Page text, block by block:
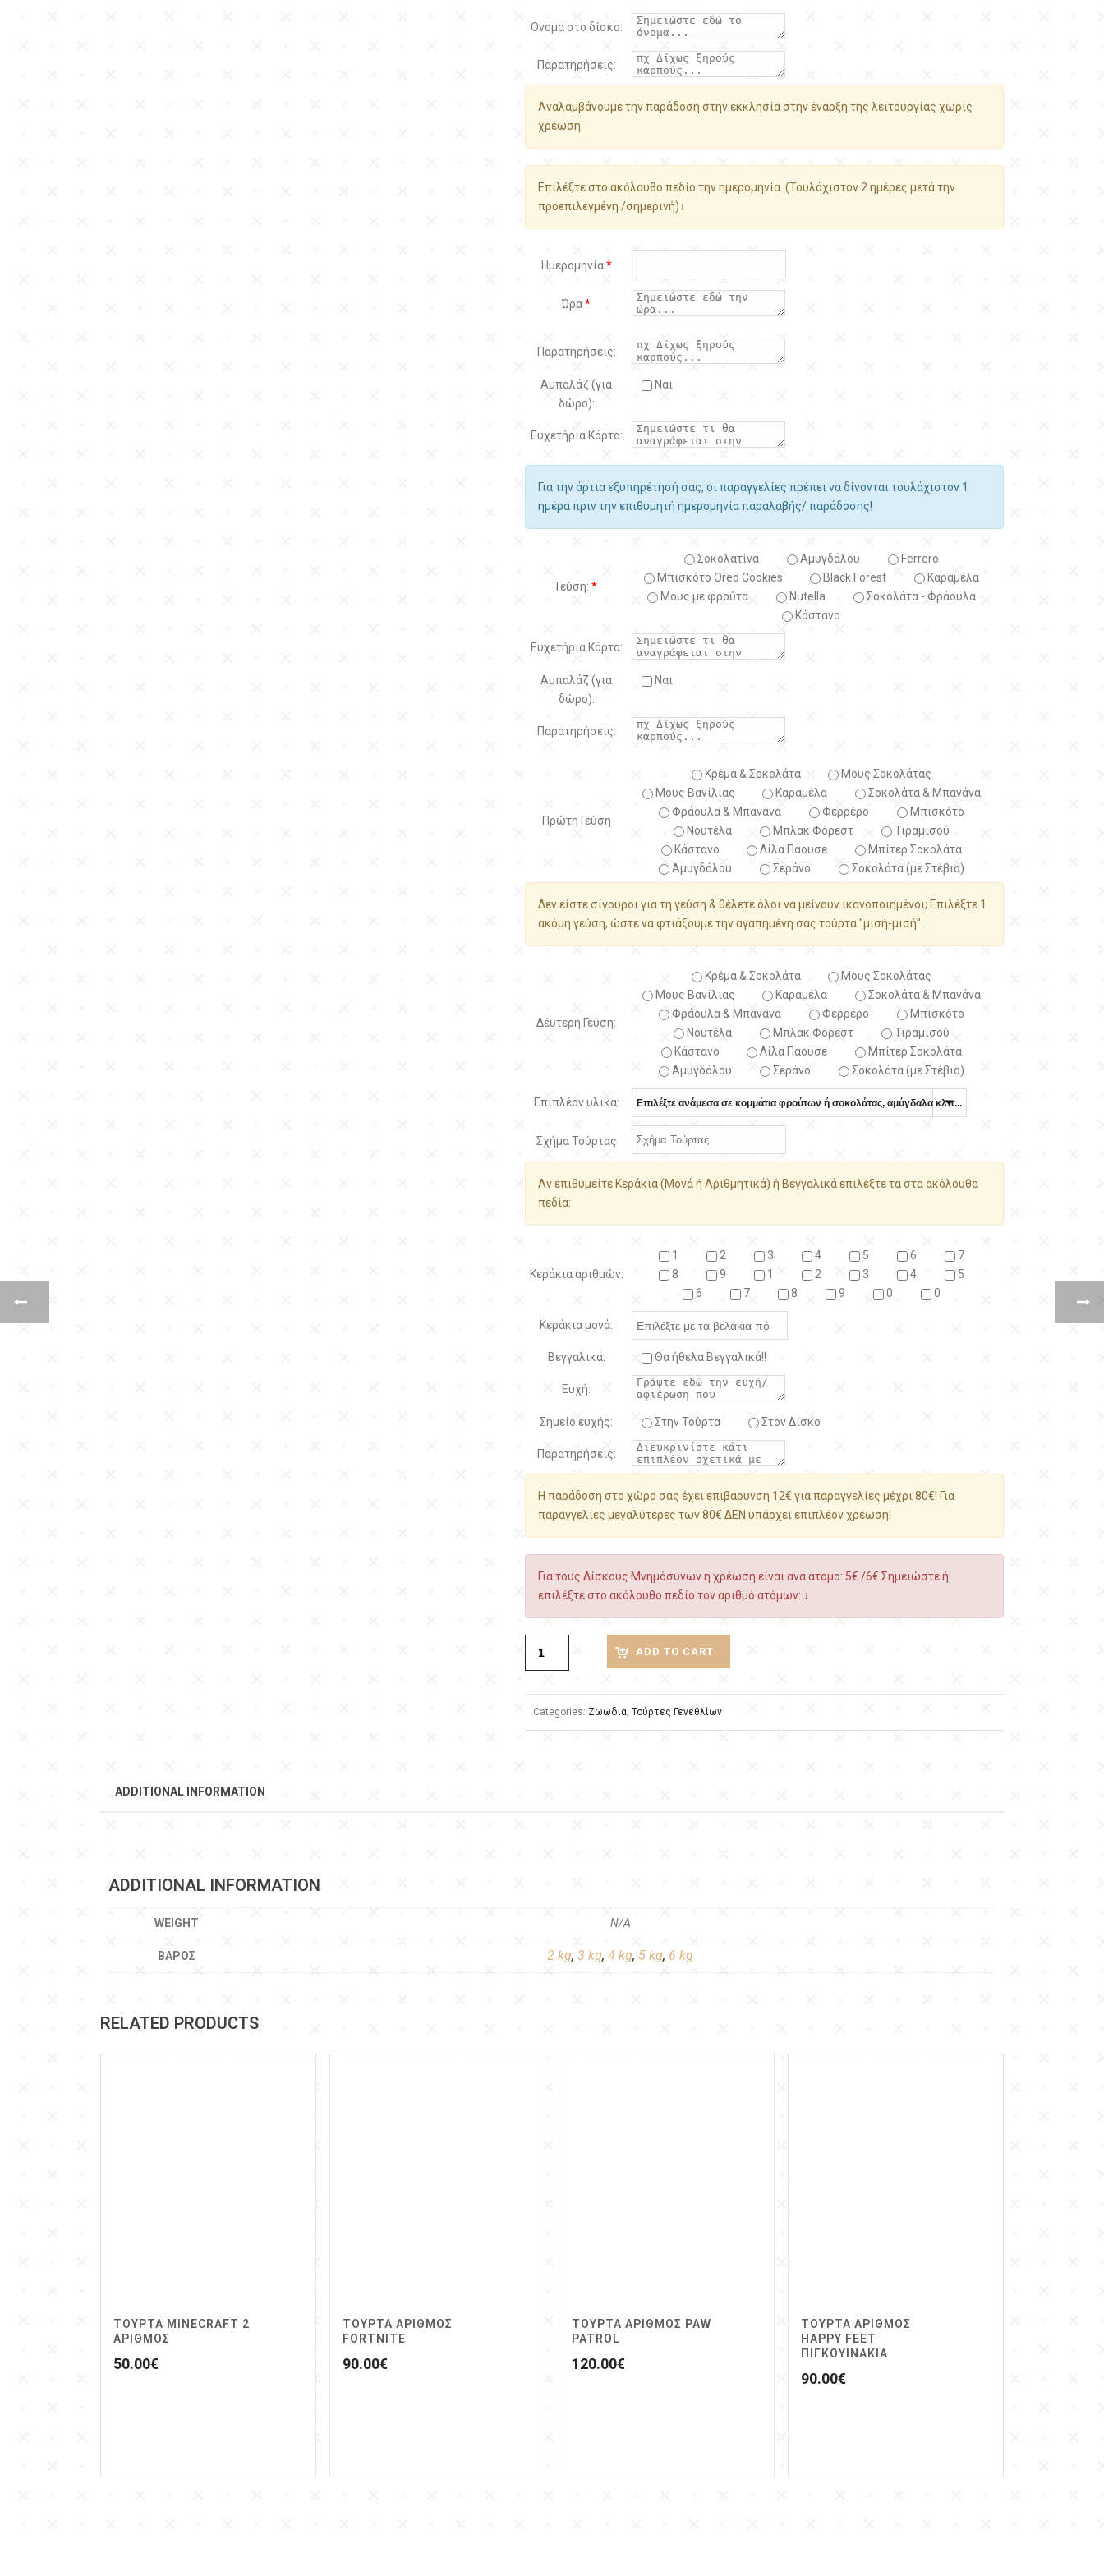
Όνομα στο δίσκο:
Παρατηρήσεις:
Αναλαμβάνουμε την παράδοση στην εκκλησία στην έναρξη της λειτουργίας χωρίς
χρέωση.
Επιλέξτε στο ακόλουθο πεδίο την ημερομηνία. (Τουλάχιστον 2 ημέρες μετά την
προεπιλεγμένη /σημερινή)↓
Ημερομηνία*
Ώρα*
Παρατηρήσεις:
Αμπαλάζ (για
δώρο):
Ναι
Ευχετήρια Κάρτα:
Για την άρτια εξυπηρέτησή σας, οι παραγγελίες πρέπει να δίνονται τουλάχιστον 1
ημέρα πριν την επιθυμητή ημερομηνία παραλαβής/ παράδοσης!
Γεύση: *
Σοκολατίνα Αμυγδάλου
Ferrero
Μπισκότο Oreo Cookies
Black Forest
Kαραμέλα
Μους με φρούτα
Nutella
Σοκολάτα - Φράουλα
Κάστανο
Ευχετήρια Κάρτα:
Αμπαλάζ (για
δώρο):
Ναι
Παρατηρήσεις:
Πρώτη Γεύση
Κρέμα & Σοκολάτα
Μους Σοκολάτας
Μους Βανίλιας
Καραμέλα
Σοκολάτα & Μπανάνα
Φράουλα & Μπανάνα
Φερρέρο
Μπισκότο
Νουτέλα
Μπλακ Φόρεστ
Τιραμισού
Κάστανο
Λίλα Πάουσε
Μπίτερ Σοκολάτα
Αμυγδάλου
Σεράνο Σοκολάτα (με Στέβια)
Δεν είστε σίγουροι για τη γεύση & θέλετε όλοι να μείνουν ικανοποιημένοι; Επιλέξτε 1
ακόμη γεύση, ώστε να φτιάξουμε την αγαπημένη σας τούρτα "μισή-μισή"...
Δέυτερη Γεύση:
Κρέμα & Σοκολάτα
Μους Σοκολάτας
Μους Βανίλιας
Καραμέλα
Σοκολάτα & Μπανάνα
Φράουλα & Μπανάνα
Φερρέρο
Μπισκότο
Νουτέλα
Μπλακ Φόρεστ
Τιραμισού
Κάστανο
Λίλα Πάουσε
Μπίτερ Σοκολάτα
Αμυγδάλου
Σεράνο Σοκολάτα (με Στέβια)
Επιπλέον υλικά:
Σχήμα Τούρτας
Αν επιθυμείτε Κεράκια (Μονά ή Αριθμητικά) ή Βεγγαλικά επιλέξτε τα στα ακόλουθα
πεδία:
Κεράκια αριθμών:
1 2 3 4 5 6
7
8
9 1 2 3 4
5
6
7 8 9 0 0
Κεράκια μονά:
Βεγγαλικά: Θα ήθελα Βεγγαλικά!!
Ευχή:
Σημείο ευχής: Στην Τούρτα Στον Δίσκο
Παρατηρήσεις:
Η παράδοση στο χώρο σας έχει επιβάρυνση 12€ για παραγγελίες μέχρι 80€! Για
παραγγελίες μεγαλύτερες των 80€ ΔΕΝ υπάρχει επιπλέον χρέωση!
Για τους Δίσκους Μνημόσυνων η χρέωση είναι ανά άτομο: 5€ /6€ Σημειώστε ή
επιλέξτε στο ακόλουθο πεδίο τον αριθμό ατόμων: ↓
ADD TO CART
Categories: Ζωωδια, Τούρτες Γενεθλίων
ADDITIONAL INFORMATION
ADDITIONAL INFORMATION
WEIGHT N/A
ΒΆΡΟΣ 2 kg, 3 kg, 4 kg, 5 kg, 6 kg
RELATED PRODUCTS
ΤΟΥΡΤΑ MINECRAFT 2
ΑΡΙΘΜΟΣ
50.00€
ΤΟΥΡΤΑ ΑΡΙΘΜΟΣ
FORTNITE
90.00€
ΤΟΥΡΤΑ ΑΡΙΘΜΟΣ PAW
PATROL
120.00€
ΤΟΥΡΤΑ ΑΡΙΘΜΟΣ
HAPPY FEET
ΠΙΓΚΟΥΙΝΑΚΙΑ
90.00€